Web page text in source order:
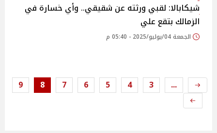
شيكابالا: لقبي ورثته عن شقيقي.. وأي خسارة في
الزمالك بتقع علي
الجمعة 04/يوليو/2025 - 05:40 م
...
3
4
5
6
7
8
9